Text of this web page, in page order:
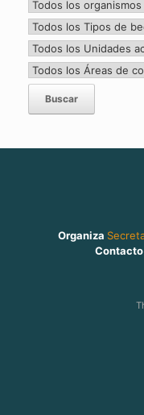
Organiza
Contacto